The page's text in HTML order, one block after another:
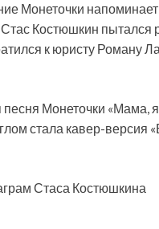
Монеточки
Костюшкин пытался
к юристу Роману
Монеточки «Мама,
стала кавер-версия
Стаса Костюшкина